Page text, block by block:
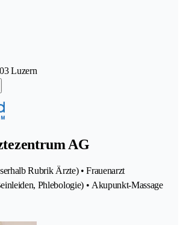
Luzern
AG
Rubrik Ärzte) • Frauenarzt
Phlebologie) • Akupunkt-Massage